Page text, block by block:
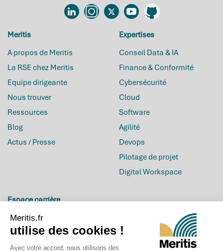
LinkedinInstagram
TwitterYouTubeGithub
Meritis
A propos de Meritis
La RSE chez Meritis
Equipe dirigeante
Nous trouver
Ressources
Blog
Actus / Presse
Expertises
Conseil Data & IA
Finance & Conformité
Cybersécurité
Cloud
Software
Agilité
Devops
Pilotage de projet
Digital Workspace
Espace carrière
Carrières
Offres d’emploi
Candidature spontanée
Meritis.fr
utilise des cookies !
Avec votre accord, nous utilisons des